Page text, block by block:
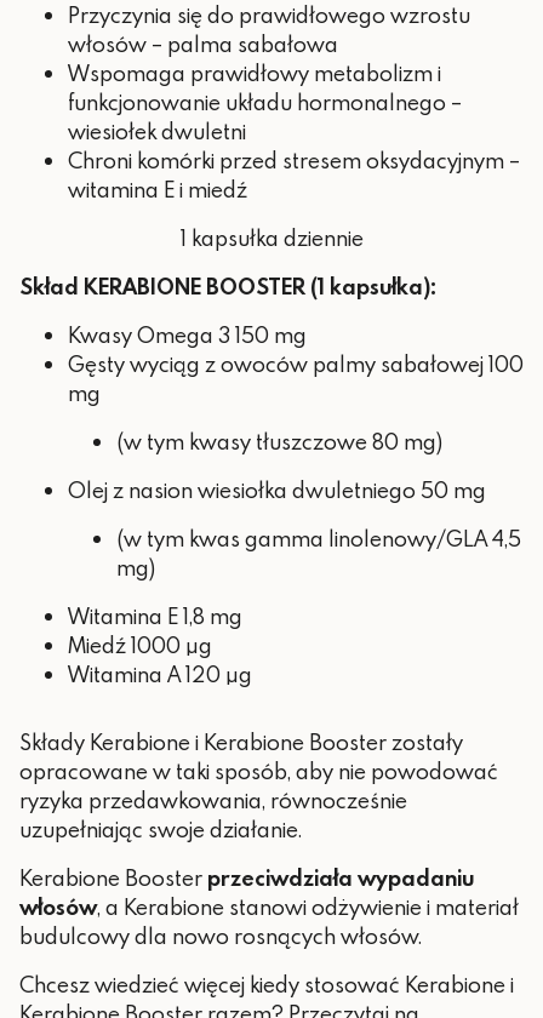
Przyczynia się do prawidłowego wzrostu
włosów – palma sabałowa
Wspomaga prawidłowy metabolizm i
funkcjonowanie układu hormonalnego –
wiesiołek dwuletni
Chroni komórki przed stresem oksydacyjnym –
witamina E i miedź
1 kapsułka dziennie
Skład KERABIONE BOOSTER (1 kapsułka):
Kwasy Omega 3 150 mg
Gęsty wyciąg z owoców palmy sabałowej 100
mg
(w tym kwasy tłuszczowe 80 mg)
Olej z nasion wiesiołka dwuletniego 50 mg
(w tym kwas gamma linolenowy/GLA 4,5
mg)
Witamina E 1,8 mg
Miedź 1000 µg
Witamina A 120 µg
Składy Kerabione i Kerabione Booster zostały
opracowane w taki sposób, aby nie powodować
ryzyka przedawkowania, równocześnie
uzupełniając swoje działanie.
Kerabione Booster przeciwdziała wypadaniu
włosów, a Kerabione stanowi odżywienie i materiał
budulcowy dla nowo rosnących włosów.
Chcesz wiedzieć więcej kiedy stosować Kerabione i